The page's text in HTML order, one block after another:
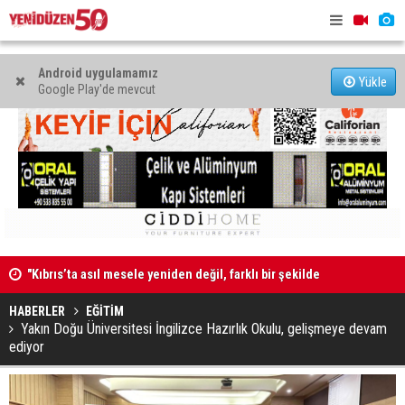
Android uygulamamız
Google Play'de mevcut
Yükle
"Kıbrıs’ta asıl mesele yeniden değil, farklı bir şekilde
müzakere etmek"
HABERLER EĞİTİM
Yakın Doğu Üniversitesi İngilizce Hazırlık Okulu, gelişmeye devam
ediyor